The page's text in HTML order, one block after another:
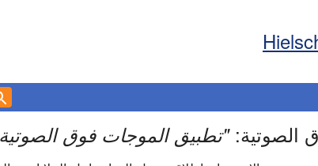
الصوتية:"تطبيق الموجات فوق